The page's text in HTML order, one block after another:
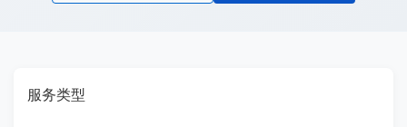
服务类型